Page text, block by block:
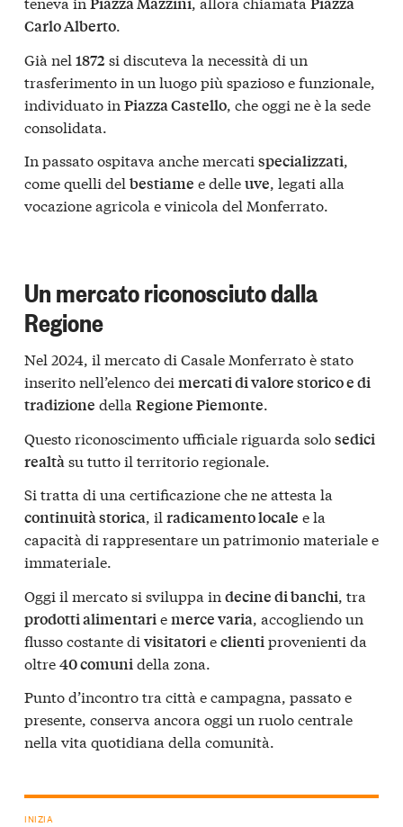
Carlo Alberto.
Già nel 1872 si discuteva la necessità di un
trasferimento in un luogo più spazioso e funzionale,
individuato in Piazza Castello, che oggi ne è la sede
consolidata.
In passato ospitava anche mercati specializzati,
come quelli del bestiame e delleuve, legati alla
vocazione agricola e vinicola del Monferrato.
Un mercato riconosciuto dalla
Regione
Nel 2024, il mercato di Casale Monferrato è stato
inserito nell’elenco dei mercati di valore storico e di
tradizione della Regione Piemonte.
Questo riconoscimento ufficiale riguarda solosedici
realtà su tutto il territorio regionale.
Si tratta di una certificazione che ne attesta la
continuità storica, il radicamento locale e la
capacità di rappresentare un patrimonio materiale e
immateriale.
Oggi il mercato si sviluppa in decine di banchi, tra
prodotti alimentariemerce varia, accogliendo un
flusso costante di visitatorieclientiprovenienti da
oltre40 comunidella zona.
Punto d’incontro tra città e campagna, passato e
presente, conserva ancora oggi un ruolo centrale
nella vita quotidiana della comunità.
INIZIA